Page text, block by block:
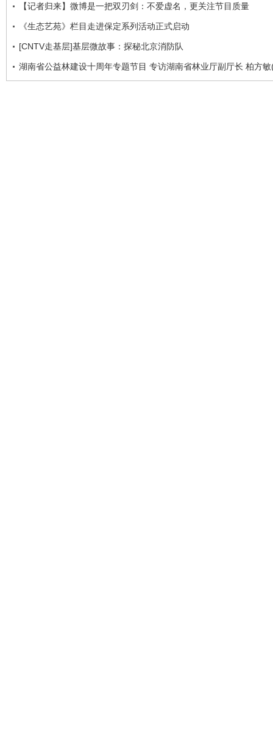
【记者归来】微博是一把双刃剑：不爱虚名，更关注节目质量
《生态艺苑》栏目走进保定系列活动正式启动
[CNTV走基层]基层微故事：探秘北京消防队
湖南省公益林建设十周年专题节目 专访湖南省林业厅副厅长 柏方